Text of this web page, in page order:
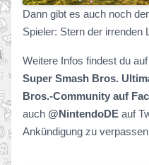
Dann gibt es auch noch
Spieler: Stern der irrenden
Weitere Infos findest du
Super Smash Bros.
Bros.-Community auf
auch @NintendoDE auf
Ankündigung zu